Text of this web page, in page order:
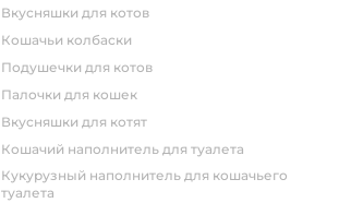
вкусняшки для котов
кошачьи колбаски
подушечки для котов
палочки для кошек
вкусняшки для котят
кошачий наполнитель для туалета
кукурузный наполнитель для кошачьего
туалета